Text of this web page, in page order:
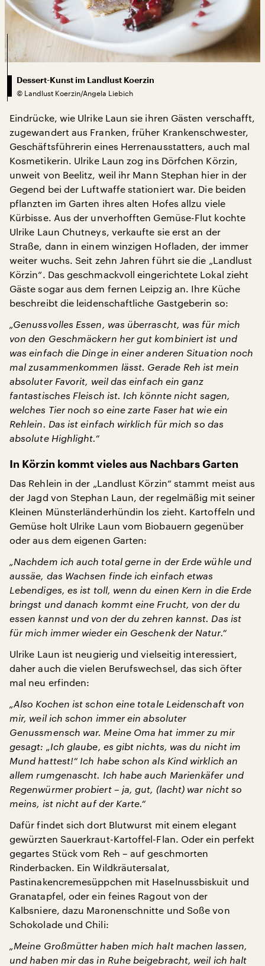
Dessert-Kunst im Landlust Koerzin
© Landlust Koerzin/Angela Liebich
Eindrücke, wie Ulrike Laun sie ihren Gästen verschafft,
zugewandert aus Franken, früher Krankenschwester,
Geschäftsführerin eines Herrenausstatters, auch mal
Kosmetikerin. Ulrike Laun zog ins Dörfchen Körzin,
unweit von Beelitz, weil ihr Mann Stephan hier in der
Gegend bei der Luftwaffe stationiert war. Die beiden
pflanzten im Garten ihres alten Hofes allzu viele
Kürbisse. Aus der unverhofften Gemüse-Flut kochte
Ulrike Laun Chutneys, verkaufte sie erst an der
Straße, dann in einem winzigen Hofladen, der immer
weiter wuchs. Seit zehn Jahren führt sie die „Landlust
Körzin“. Das geschmackvoll eingerichtete Lokal zieht
Gäste sogar aus dem fernen Leipzig an. Ihre Küche
beschreibt die leidenschaftliche Gastgeberin so:
„Genussvolles Essen, was überrascht, was für mich
von den Geschmäckern her gut kombiniert ist und
was einfach die Dinge in einer anderen Situation noch
mal zusammenkommen lässt. Gerade Reh ist mein
absoluter Favorit, weil das einfach ein ganz
fantastisches Fleisch ist. Ich könnte nicht sagen,
welches Tier noch so eine zarte Faser hat wie ein
Rehlein. Das ist einfach wirklich für mich so das
absolute Highlight.“
In Körzin kommt vieles aus Nachbars Garten
Das Rehlein in der „Landlust Körzin“ stammt meist aus
der Jagd von Stephan Laun, der regelmäßig mit seiner
Kleinen Münsterländerhündin los zieht. Kartoffeln und
Gemüse holt Ulrike Laun vom Biobauern gegenüber
oder aus dem eigenen Garten:
„Nachdem ich auch total gerne in der Erde wühle und
aussäe, das Wachsen finde ich einfach etwas
Lebendiges, es ist toll, wenn du einen Kern in die Erde
bringst und danach kommt eine Frucht, von der du
essen kannst und von der du zehren kannst. Das ist
für mich immer wieder ein Geschenk der Natur.“
Ulrike Laun ist neugierig und vielseitig interessiert,
daher auch die vielen Berufswechsel, das sich öfter
mal neu erfinden:
„Also Kochen ist schon eine totale Leidenschaft von
mir, weil ich schon immer ein absoluter
Genussmensch war. Meine Oma hat immer zu mir
gesagt: „Ich glaube, es gibt nichts, was du nicht im
Mund hattest!“ Ich habe schon als Kind wirklich an
allem rumgenascht. Ich habe auch Marienkäfer und
Regenwürmer probiert – ja, gut, (lacht) war nicht so
meins, ist nicht auf der Karte.“
Dafür findet sich dort Blutwurst mit einem elegant
gewürzten Sauerkraut-Kartoffel-Flan. Oder ein perfekt
gegartes Stück vom Reh – auf geschmorten
Rinderbacken. Ein Wildkräutersalat,
Pastinakencremesüppchen mit Haselnussbiskuit und
Granatapfel, oder ein feines Ragout von der
Kalbsniere, dazu Maronenschnitte und Soße von
Schokolade und Chili:
„Meine Großmütter haben mich halt machen lassen,
und haben mir das in Ruhe beigebracht, weil ich halt